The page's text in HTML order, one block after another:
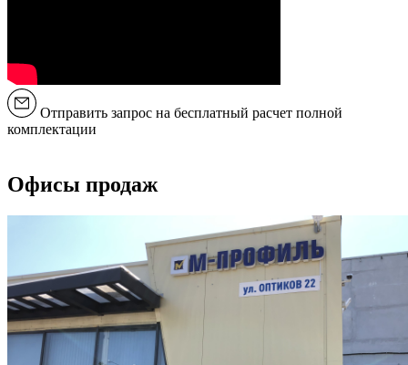
Отправить запрос на бесплатный расчет полной
комплектации
Офисы продаж